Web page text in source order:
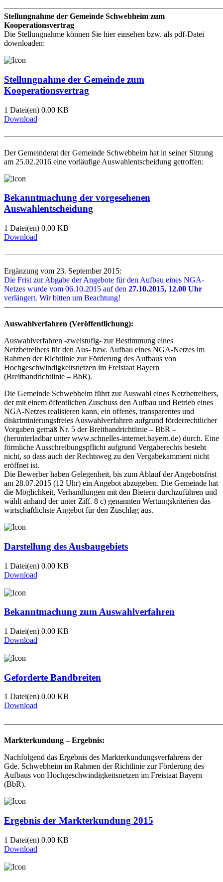
Stellungnahme der Gemeinde Schwebheim zum
Kooperationsvertrag
Die Stellungnahme können Sie hier einsehen bzw. als pdf-Datei
downloaden:
Stellungnahme der Gemeinde zum
Kooperationsvertrag
1 Datei(en) 0.00 KB
Download
Der Gemeinderat der Gemeinde Schwebheim hat in seiner Sitzung
am 25.02.2016 eine vorläufige Auswahlentscheidung getroffen:
Bekanntmachung der vorgesehenen
Auswahlentscheidung
1 Datei(en) 0.00 KB
Download
Ergänzung vom 23. September 2015:
Die Frist zur Abgabe der Angebote für den Aufbau eines NGA-
Netzes wurde vom 06.10.2015 auf den 27.10.2015, 12.00 Uhr
verlängert. Wir bitten um Beachtung!
Auswahlverfahren (Veröffentlichung):
Auswahlverfahren -zweistufig- zur Bestimmung eines
Netzbetreibers für den Aus- bzw. Aufbau eines NGA-Netzes im
Rahmen der Richtlinie zur Förderung des Aufbaus von
Hochgeschwindigkeitsnetzen im Freistaat Bayern
(Breitbandrichtlinie – BbR).
Die Gemeinde Schwebheim führt zur Auswahl eines Netzbetreibers,
der mit einem öffentlichen Zuschuss den Aufbau und Betrieb eines
NGA-Netzes realisieren kann, ein offenes, transparentes und
diskriminierungsfreies Auswahlverfahren aufgrund förderrechtlicher
Vorgaben gemäß Nr. 5 der Breitbandrichtlinie – BbR –
(herunterladbar unter www.schnelles-internet.bayern.de) durch. Eine
förmliche Ausschreibungspflicht aufgrund Vergaberechts besteht
nicht, so dass auch der Rechtsweg zu den Vergabekammern nicht
eröffnet ist.
Die Bewerber haben Gelegenheit, bis zum Ablauf der Angebotsfrist
am 28.07.2015 (12 Uhr) ein Angebot abzugeben. Die Gemeinde hat
die Möglichkeit, Verhandlungen mit den Bietern durchzuführen und
wählt anhand der unter Ziff. 8 c) genannten Wertungskriterien das
wirtschaftlichste Angebot für den Zuschlag aus.
Darstellung des Ausbaugebiets
1 Datei(en) 0.00 KB
Download
Bekanntmachung zum Auswahlverfahren
1 Datei(en) 0.00 KB
Download
Geforderte Bandbreiten
1 Datei(en) 0.00 KB
Download
Markterkundung – Ergebnis:
Nachfolgend das Ergebnis des Markterkundungsverfahrens der
Gde. Schwebheim im Rahmen der Richtlinie zur Förderung des
Aufbaus von Hochgeschwindigkeitsnetzen im Freistaat Bayern
(BbR).
Ergebnis der Markterkundung 2015
1 Datei(en) 0.00 KB
Download